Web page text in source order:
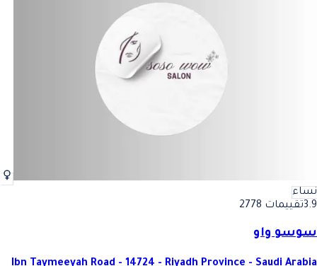
نساء
3.9تقييمات 2778
سوسو واو
Ibn Taymeeyah Road - 14724 - Riyadh Province - Saudi Arabia